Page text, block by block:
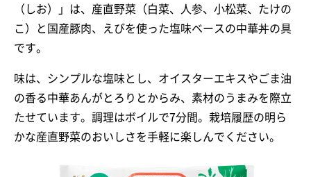
（しお）」は、産直野菜（白菜、人参、小松菜、たけの
こ）と国産豚肉、えびを使った塩味ベースの中華丼の具
です。
味は、シンプルな塩味とし、オイスターエキスやごま油
の香る中華あんがとろりとからみ、素材のうまみを際立
たせています。調理はボイルで7分間。栽培履歴の明ら
かな産直野菜のおいしさを手軽に楽しんでください。